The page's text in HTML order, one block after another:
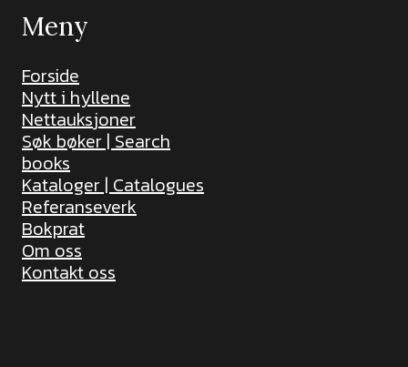
Meny
Forside
Nytt i hyllene
Nettauksjoner
Søk bøker | Search
books
Kataloger | Catalogues
Referanseverk
Bokprat
Om oss
Kontakt oss